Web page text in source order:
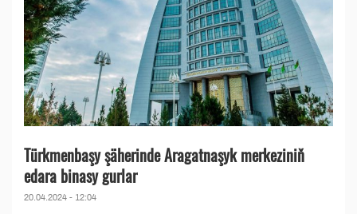
Türkmenbaşy şäherinde Aragatnaşyk merkeziniň
edara binasy gurlar
20.04.2024 - 12:04